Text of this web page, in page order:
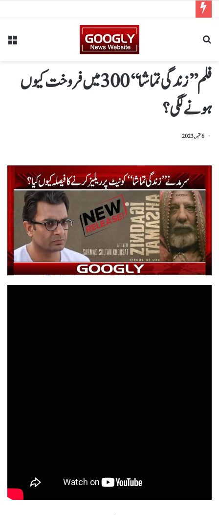
فلم ’’زندگی تماشا‘‘ 300 میں فروخت کیوں
ہونے لگی؟
6 ستمبر, 2023